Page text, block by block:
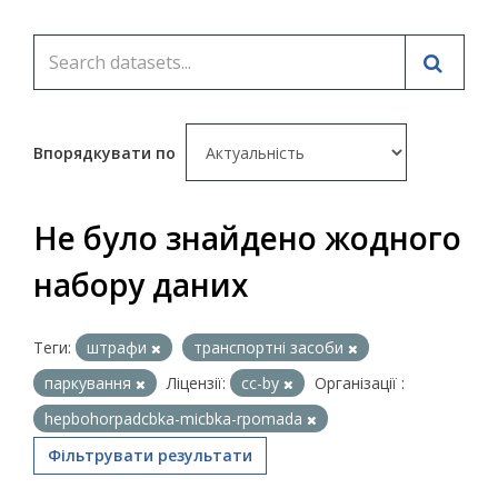
Впорядкувати по
Не було знайдено жодного
набору даних
Теги: штрафи
транспортні засоби
паркування
Ліцензії: cc-by
Організації :
hepbohorpadcbka-micbka-rpomada
Фільтрувати результати